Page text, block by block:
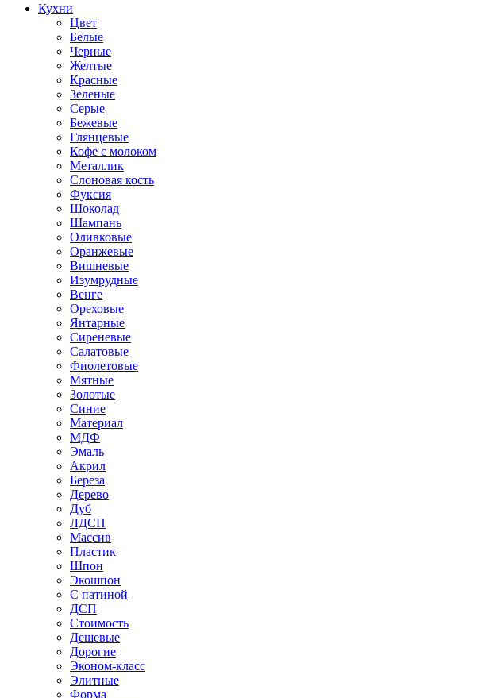
Кухни
Цвет
Белые
Черные
Желтые
Красные
Зеленые
Серые
Бежевые
Глянцевые
Кофе с молоком
Металлик
Слоновая кость
Фуксия
Шоколад
Шампань
Оливковые
Оранжевые
Вишневые
Изумрудные
Венге
Ореховые
Янтарные
Сиреневые
Салатовые
Фиолетовые
Мятные
Золотые
Синие
Материал
МДФ
Эмаль
Акрил
Береза
Дерево
Дуб
ЛДСП
Массив
Пластик
Шпон
Экошпон
С патиной
ДСП
Стоимость
Дешевые
Дорогие
Эконом-класс
Элитные
Форма